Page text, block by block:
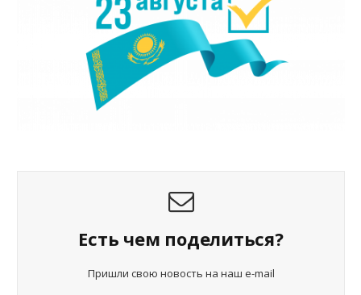
Есть чем поделиться?
Пришли свою новость на наш e-mail